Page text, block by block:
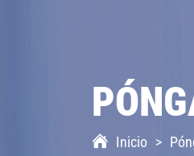
Inicio